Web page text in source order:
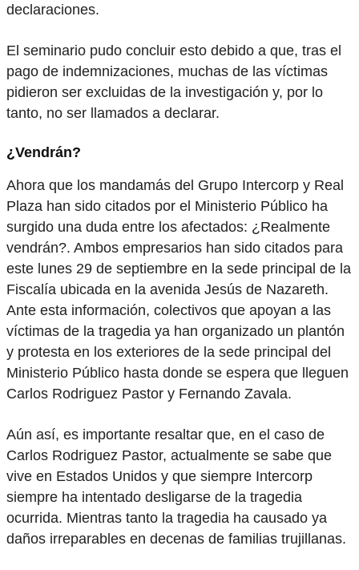
declaraciones.
El seminario pudo concluir esto debido a que, tras el
pago de indemnizaciones, muchas de las víctimas
pidieron ser excluidas de la investigación y, por lo
tanto, no ser llamados a declarar.
¿Vendrán?
Ahora que los mandamás del Grupo Intercorp y Real
Plaza han sido citados por el Ministerio Público ha
surgido una duda entre los afectados: ¿Realmente
vendrán?. Ambos empresarios han sido citados para
este lunes 29 de septiembre en la sede principal de la
Fiscalía ubicada en la avenida Jesús de Nazareth.
Ante esta información, colectivos que apoyan a las
víctimas de la tragedia ya han organizado un plantón
y protesta en los exteriores de la sede principal del
Ministerio Público hasta donde se espera que lleguen
Carlos Rodriguez Pastor y Fernando Zavala.
Aún así, es importante resaltar que, en el caso de
Carlos Rodriguez Pastor, actualmente se sabe que
vive en Estados Unidos y que siempre Intercorp
siempre ha intentado desligarse de la tragedia
ocurrida. Mientras tanto la tragedia ha causado ya
daños irreparables en decenas de familias trujillanas.